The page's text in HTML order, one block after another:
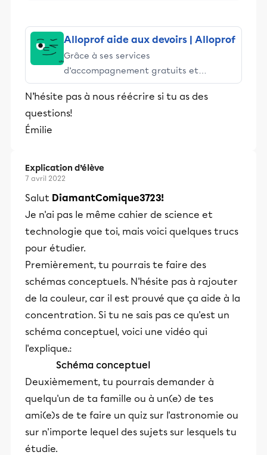
Alloprof aide aux devoirs | Alloprof
Grâce à ses services
d’accompagnement gratuits et
stimulants, Alloprof engage les élèves
et leurs parents dans la réussite
éducative.
N’hésite pas à nous réécrire si tu as des
questions!
Émilie
Explication d’élève
7 avril 2022
Salut DiamantComique3723!
Je n'ai pas le même cahier de science et
technologie que toi, mais voici quelques trucs
pour étudier.
Premièrement, tu pourrais te faire des
schémas conceptuels. N'hésite pas à rajouter
de la couleur, car il est prouvé que ça aide à la
concentration. Si tu ne sais pas ce qu'est un
schéma conceptuel, voici une vidéo qui
l'explique.:
Schéma conceptuel
Deuxièmement, tu pourrais demander à
quelqu'un de ta famille ou à un(e) de tes
ami(e)s de te faire un quiz sur l'astronomie ou
sur n'importe lequel des sujets sur lesquels tu
étudie.